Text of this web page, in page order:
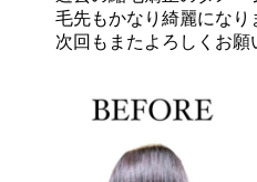
毛先もかなり綺麗になり
次回もまたよろしくお願